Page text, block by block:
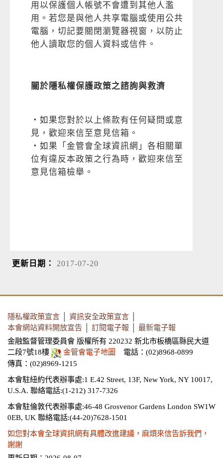
用以保護個人帳號不會遭到其他人濫
用。若您是與他人共享電腦或使用公共
電腦，切記要關閉瀏覽器視窗，以防止
他人讀取您的個人資料或信件。
關於隱私權保護政策之諮詢與救濟
‧如果您對於以上條款有任何疑問或意
見，歡迎來信至意見信箱。
‧如果「金管會全球資訊網」各相關單
位有違反本政策之行為時，歡迎來信至
意見信箱檢舉。
更新日期： 2017-07-20
隱私權政策宣言 資訊安全政策宣言
本會網站資料開放宣告
訂閱電子報
最新電子報
金融監督管理委員會 版權所有 220232 新北市板橋區縣民大道
二段7號18樓
金管會電子地圖
電話：(02)8968-0899
傳真：(02)8969-1215
本會駐紐約代表辦事處:1 E.42 Street, 13F, New York, NY 10017,
U.S.A. 聯絡電話:(1-212) 317-7326
本會駐倫敦代表辦事處:46-48 Grosvenor Gardens London SW1W
0EB, UK 聯絡電話:(44-20)7628-1501
如您對本會全球資訊網有具體改進建議，麻煩來信告訴我們，
謝謝